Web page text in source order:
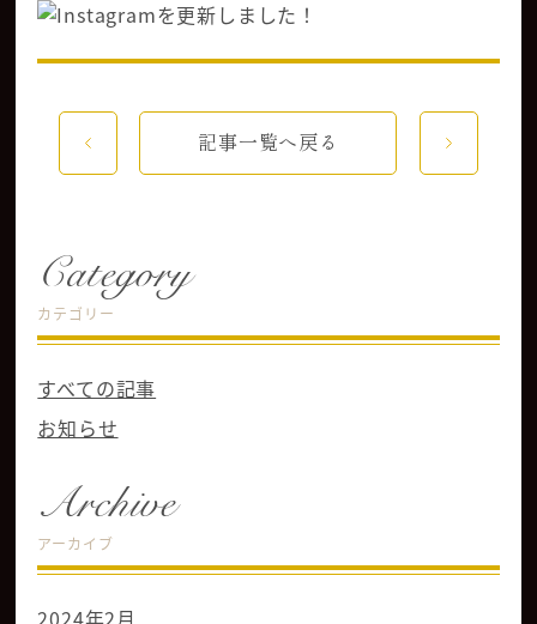
記事一覧へ戻る
Category
カテゴリー
すべての記事
お知らせ
Archive
アーカイブ
2024年2月